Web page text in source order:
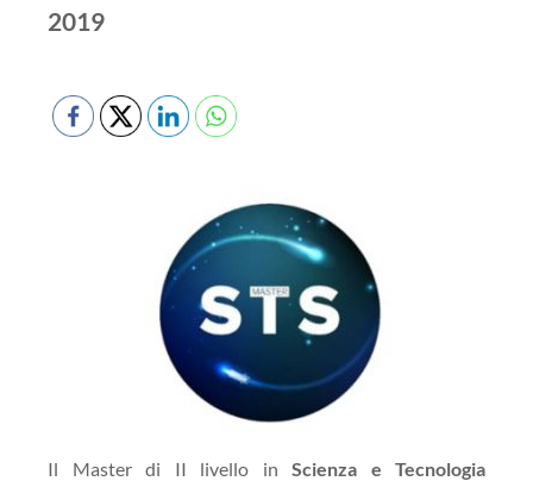
2019
Il Master di II livello in Scienza e Tecnologia